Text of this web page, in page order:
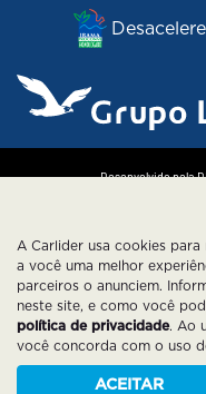
Desenvolvido pela
Política
A Carlider usa cookies
a você uma melhor
parceiros o anunciem.
neste site, e como você
política de privacidade. Ao
você concorda com o uso
ACEITAR